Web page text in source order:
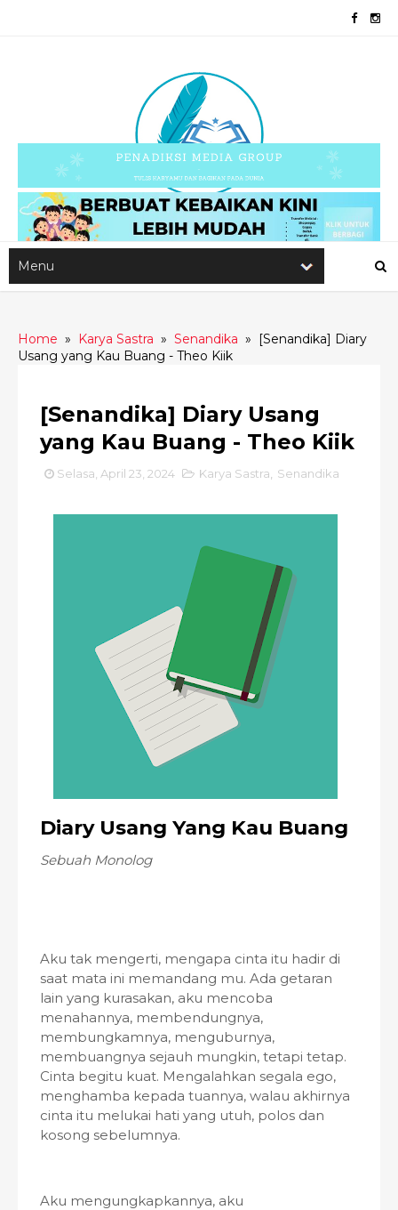
Home » Karya Sastra » Senandika » [Senandika] Diary
Usang yang Kau Buang - Theo Kiik
[Senandika] Diary Usang
yang Kau Buang - Theo Kiik
Selasa, April 23, 2024 Karya Sastra Senandika
Diary Usang Yang Kau Buang
Sebuah Monolog
Aku tak mengerti, mengapa cinta itu hadir di
saat mata ini memandang mu. Ada getaran
lain yang kurasakan, aku mencoba
menahannya, membendungnya,
membungkamnya, menguburnya,
membuangnya sejauh mungkin, tetapi tetap.
Cinta begitu kuat. Mengalahkan segala ego,
menghamba kepada tuannya, walau akhirnya
cinta itu melukai hati yang utuh, polos dan
kosong sebelumnya.
Aku mengungkapkannya, aku